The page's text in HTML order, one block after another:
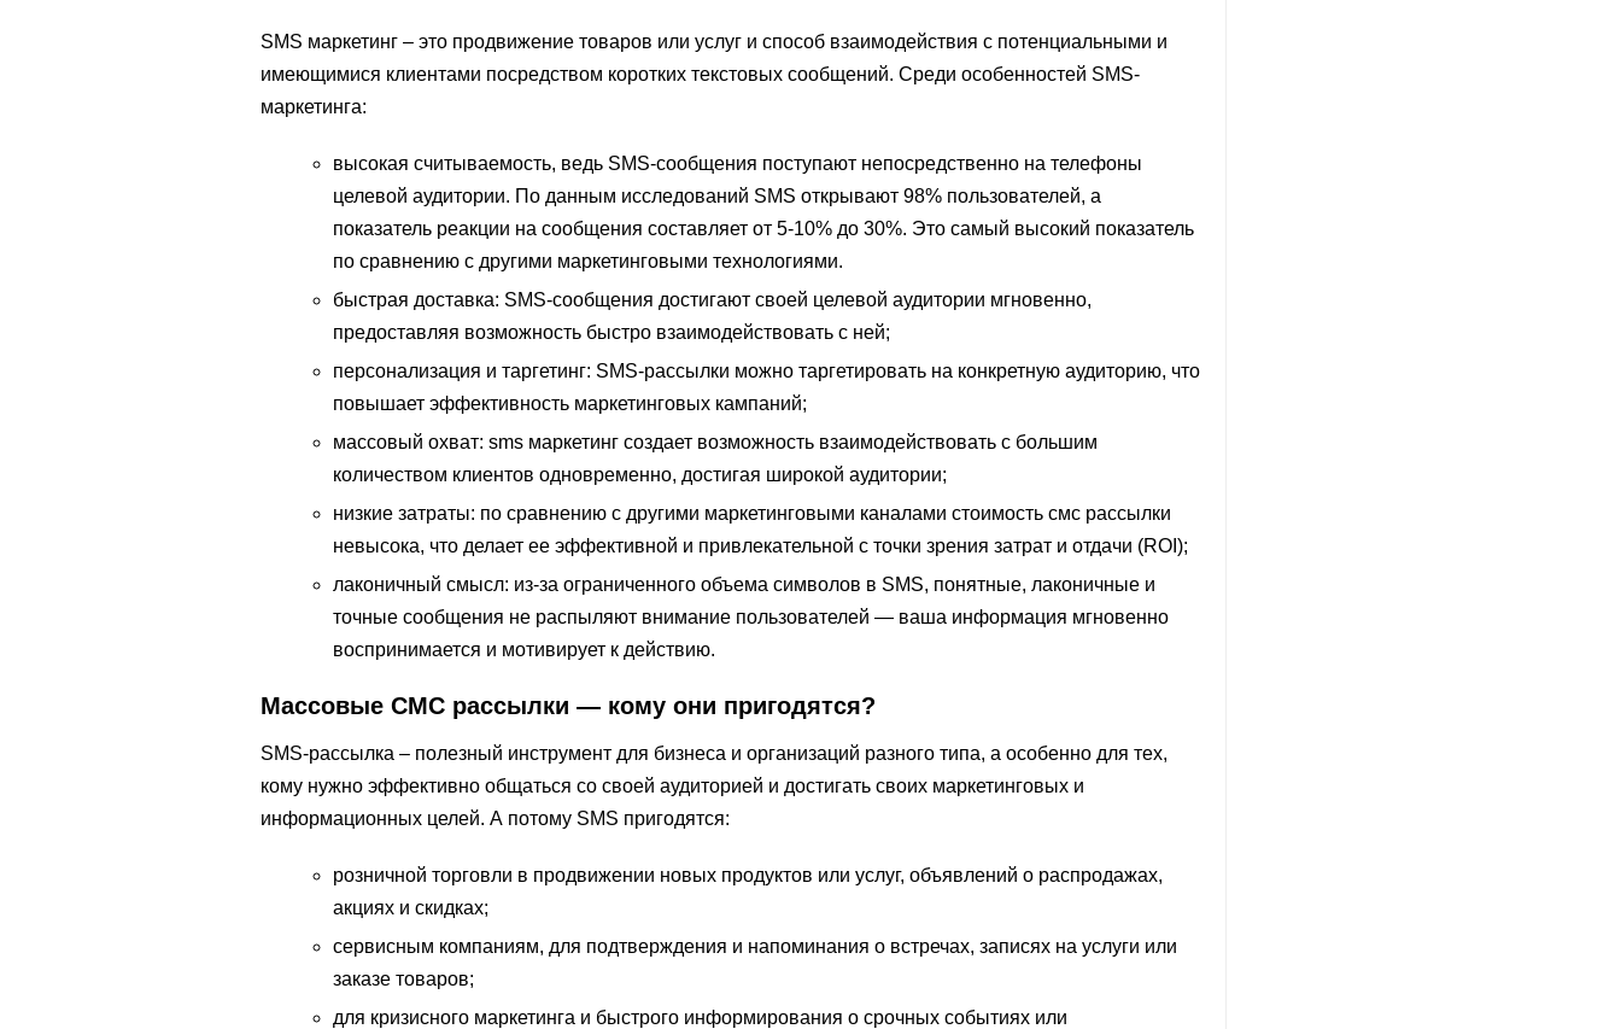
SMS маркетинг – это продвижение товаров или услуг и способ взаимодействия с потенциальными и
имеющимися клиентами посредством коротких текстовых сообщений. Среди особенностей SMS-
маркетинга:
высокая считываемость, ведь SMS-сообщения поступают непосредственно на телефоны
целевой аудитории. По данным исследований SMS открывают 98% пользователей, а
показатель реакции на сообщения составляет от 5-10% до 30%. Это самый высокий показатель
по сравнению с другими маркетинговыми технологиями.
быстрая доставка: SMS-сообщения достигают своей целевой аудитории мгновенно,
предоставляя возможность быстро взаимодействовать с ней;
персонализация и таргетинг: SMS-рассылки можно таргетировать на конкретную аудиторию, что
повышает эффективность маркетинговых кампаний;
массовый охват: sms маркетинг создает возможность взаимодействовать с большим
количеством клиентов одновременно, достигая широкой аудитории;
низкие затраты: по сравнению с другими маркетинговыми каналами стоимость смс рассылки
невысока, что делает ее эффективной и привлекательной с точки зрения затрат и отдачи (ROI);
лаконичный смысл: из-за ограниченного объема символов в SMS, понятные, лаконичные и
точные сообщения не распыляют внимание пользователей — ваша информация мгновенно
воспринимается и мотивирует к действию.
Массовые СМС рассылки — кому они пригодятся?
SMS-рассылка – полезный инструмент для бизнеса и организаций разного типа, а особенно для тех,
кому нужно эффективно общаться со своей аудиторией и достигать своих маркетинговых и
информационных целей. А потому SMS пригодятся:
розничной торговли в продвижении новых продуктов или услуг, объявлений о распродажах,
акциях и скидках;
сервисным компаниям, для подтверждения и напоминания о встречах, записях на услуги или
заказе товаров;
для кризисного маркетинга и быстрого информирования о срочных событиях или